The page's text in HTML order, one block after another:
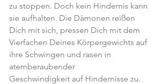
zu stoppen. Doch kein Hindernis kann
sie aufhalten. Die Dämonen reißen
Dich mit sich, pressen Dich mit dem
Vierfachen Deines Körpergewichts auf
ihre Schwingen und rasen in
atemberaubender
Geschwindigkeit auf Hindernisse zu.